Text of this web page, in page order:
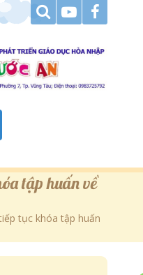
tập huấn về
tục khóa tập huấn